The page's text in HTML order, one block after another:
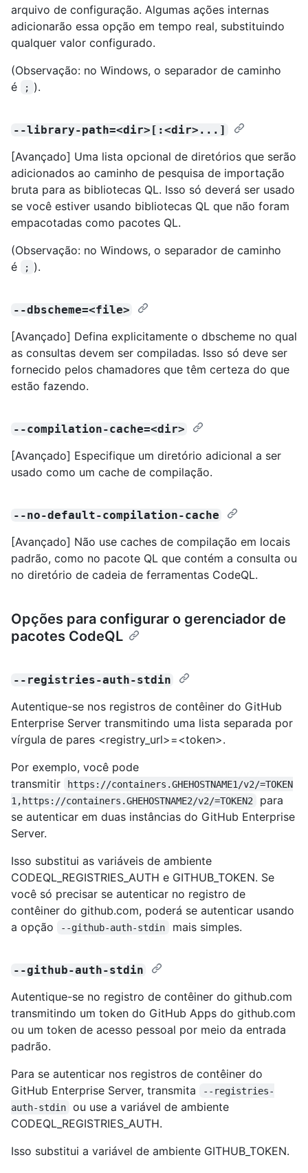
arquivo de configuração. Algumas ações internas
adicionarão essa opção em tempo real, substituindo
qualquer valor configurado.
(Observação: no Windows, o separador de caminho
é
; ).
--library-path=<dir>[:<dir>...]
[Avançado] Uma lista opcional de diretórios que serão
adicionados ao caminho de pesquisa de importação
bruta para as bibliotecas QL. Isso só deverá ser usado
se você estiver usando bibliotecas QL que não foram
empacotadas como pacotes QL.
(Observação: no Windows, o separador de caminho
é
; ).
--dbscheme=<file>
[Avançado] Defina explicitamente o dbscheme no qual
as consultas devem ser compiladas. Isso só deve ser
fornecido pelos chamadores que têm certeza do que
estão fazendo.
--compilation-cache=<dir>
[Avançado] Especifique um diretório adicional a ser
usado como um cache de compilação.
--no-default-compilation-cache
[Avançado] Não use caches de compilação em locais
padrão, como no pacote QL que contém a consulta ou
no diretório de cadeia de ferramentas CodeQL.
Opções para configurar o gerenciador de
pacotes CodeQL
--registries-auth-stdin
Autentique-se nos registros de contêiner do GitHub
Enterprise Server transmitindo uma lista separada por
vírgula de pares <registry_url>=<token>.
Por exemplo, você pode
transmitir
https://containers.GHEHOSTNAME1/v2/=TOKEN
1,https://containers.GHEHOSTNAME2/v2/=TOKEN2
para
se autenticar em duas instâncias do GitHub Enterprise
Server.
Isso substitui as variáveis de ambiente
CODEQL_REGISTRIES_AUTH e GITHUB_TOKEN. Se
você só precisar se autenticar no registro de
contêiner do github.com, poderá se autenticar usando
a opção
--github-auth-stdin mais simples.
--github-auth-stdin
Autentique-se no registro de contêiner do github.com
transmitindo um token do GitHub Apps do github.com
ou um token de acesso pessoal por meio da entrada
padrão.
Para se autenticar nos registros de contêiner do
GitHub Enterprise Server, transmita
--registries-
auth-stdin
ou use a variável de ambiente
CODEQL_REGISTRIES_AUTH.
Isso substitui a variável de ambiente GITHUB_TOKEN.